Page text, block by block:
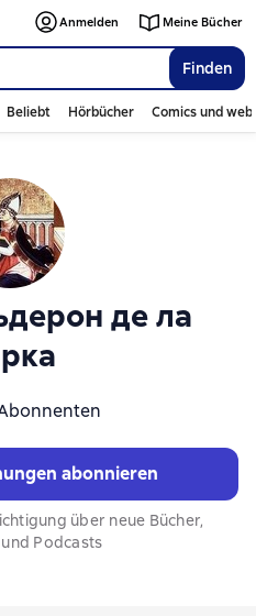
Finden
Anmelden Meine Bücher
Beliebt Hörbücher Comics und
де ла
abonnieren
über neue Bücher,
Podcasts